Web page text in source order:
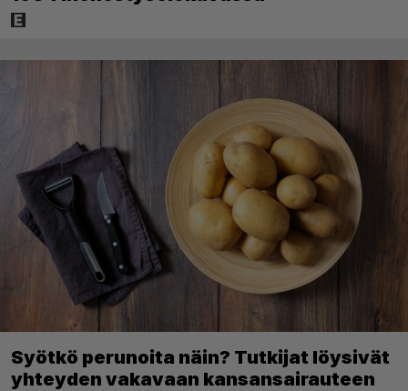
Syötkö perunoita näin? Tutkijat löysivät
yhteyden vakavaan kansansairauteen